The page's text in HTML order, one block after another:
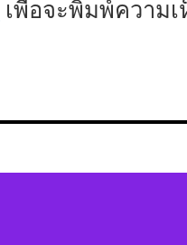
เพื่อจะพิมพ์ความ